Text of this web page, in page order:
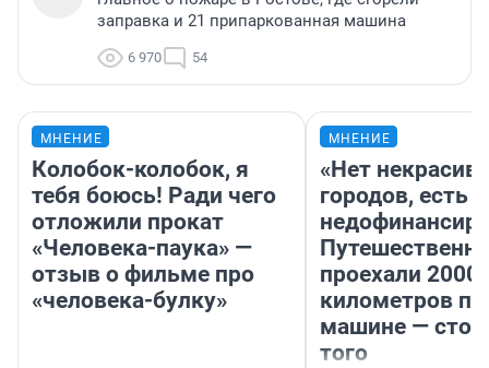
заправка и 21 припаркованная машина
6 970 54
МНЕНИЕ
Колобок-колобок, я
тебя боюсь! Ради чего
отложили прокат
«Человека-паука» —
отзыв о фильме про
«человека-булку»
МНЕНИЕ
«Нет
городов, есть
проехали 2000
километров по
машине —
того